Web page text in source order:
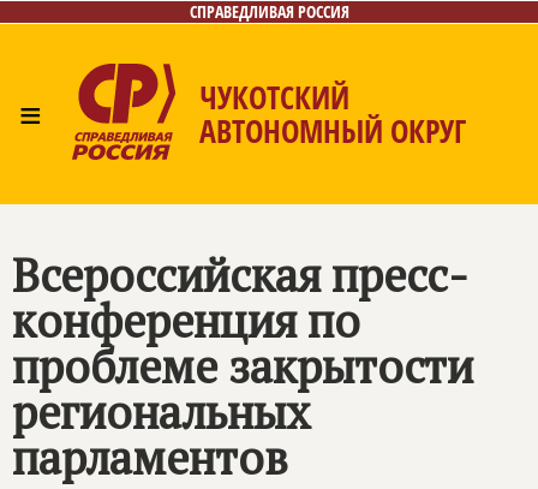
СПРАВЕДЛИВАЯ РОССИЯ
≡ ЧУКОТСКИЙ
АВТОНОМНЫЙ ОКРУГ
Контакты
Всероссийская пресс-
конференция по
проблеме закрытости
региональных
парламентов